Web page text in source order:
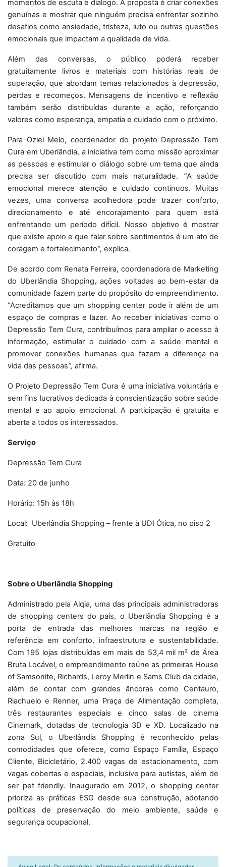
momentos de escuta e diálogo. A proposta é criar conexões
genuínas e mostrar que ninguém precisa enfrentar sozinho
desafios como ansiedade, tristeza, luto ou outras questões
emocionais que impactam a qualidade de vida.
Além das conversas, o público poderá receber
gratuitamente livros e materiais com histórias reais de
superação, que abordam temas relacionados à depressão,
perdas e recomeços. Mensagens de incentivo e reflexão
também serão distribuídas durante a ação, reforçando
valores como esperança, empatia e cuidado com o próximo.
Para Oziel Melo, coordenador do projeto Depressão Tem
Cura em Uberlândia, a iniciativa tem como missão aproximar
as pessoas e estimular o diálogo sobre um tema que ainda
precisa ser discutido com mais naturalidade.
“A saúde
emocional merece atenção e cuidado contínuos. Muitas
vezes, uma conversa acolhedora pode trazer conforto,
direcionamento e até encorajamento para quem está
enfrentando um período difícil. Nosso objetivo é mostrar
que existe apoio e que falar sobre sentimentos é um ato de
coragem e fortalecimento”, explica.
De acordo com Renata Ferreira, coordenadora de Marketing
do Uberlândia Shopping, ações voltadas ao bem-estar da
comunidade fazem parte do propósito do empreendimento.
“Acreditamos que um shopping center pode ir além de um
espaço de compras e lazer. Ao receber iniciativas como o
Depressão Tem Cura, contribuímos para ampliar o acesso à
informação, estimular o cuidado com a saúde mental e
promover conexões humanas que fazem a diferença na
vida das pessoas”, afirma.
O Projeto Depressão Tem Cura é uma iniciativa voluntária e
sem fins lucrativos dedicada à conscientização sobre saúde
mental e ao apoio emocional. A participação é gratuita e
aberta a todos os interessados.
Serviço
Depressão Tem Cura
Data: 20 de junho
Horário: 15h às 18h
Local: Uberlândia Shopping – frente à UDI Ótica, no piso 2
Gratuito
Sobre o Uberlândia Shopping
Administrado pela Alqia, uma das principais administradoras
de shopping centers do país, o Uberlândia Shopping é a
porta de entrada das melhores marcas na região e
referência em conforto, infraestrutura e sustentabilidade.
Com 195 lojas distribuídas em mais de 53,4 mil m² de Área
Bruta Locável, o empreendimento reúne as primeiras House
of Samsonite, Richards, Leroy Merlin e Sams Club da cidade,
além de contar com grandes âncoras como Centauro,
Riachuelo e Renner, uma Praça de Alimentação completa,
três restaurantes especiais e cinco salas de cinema
Cinemark, dotadas de tecnologia 3D e XD. Localizado na
zona Sul, o Uberlândia Shopping é reconhecido pelas
comodidades que oferece, como Espaço Família, Espaço
Cliente, Bicicletário, 2.400 vagas de estacionamento, com
vagas cobertas e especiais, inclusive para autistas, além de
ser pet friendly. Inaugurado em 2012, o shopping center
prioriza as práticas ESG desde sua construção, adotando
políticas de preservação do meio ambiente, saúde e
segurança ocupacional.